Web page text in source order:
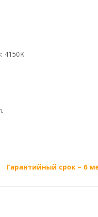
4150K
Гарантийный срок – 6